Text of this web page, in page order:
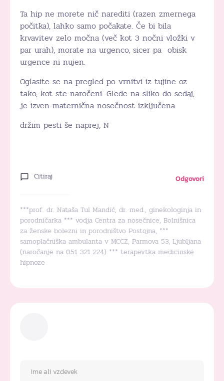
Ta hip ne morete nič narediti (razen zmernega
počitka), lahko samo počakate. Če bi bila
krvavitev zelo močna (več kot 3 nočni vložki v
par urah), morate na urgenco, sicer pa obisk
urgence ni nujen.
Oglasite se na pregled po vrnitvi iz tujine oz
tako, kot ste naročeni. Glede na sliko do sedaj,
je izven-maternična nosečnost izključena.
držim pesti še naprej, N
Citiraj Odgovori
***prof. dr. Nataša Tul Mandić, dr. med., ginekologinja in
porodničarka *** vodja Centra za nosečnice, Bolnišnica
za ženske bolezni in porodništvo Postojna, ***
samoplačniška ambulanta v MCCZ, Parmova 53, Ljubljana
(naročanje na 051 321 224) *** terapevtka medicinske
hipnoze